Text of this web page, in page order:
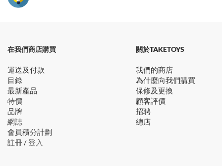
在我們商店購買
運送及付款
目錄
最新產品
特價
品牌
網誌
會員積分計劃
註冊 /登入
關於TAKETOYS
我們的商店
為什麼向我們購買
保修及更換
顧客評價
招聘
總店